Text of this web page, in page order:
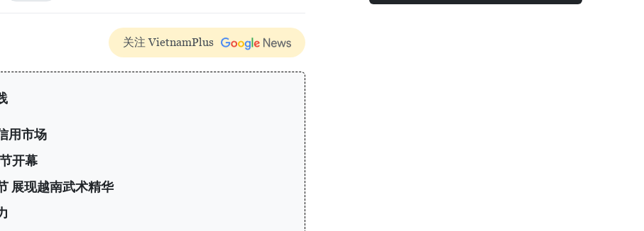
关注 VietnamPlus
用市场
开幕
展现越南武术精华